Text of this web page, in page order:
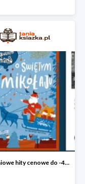
Tygodniowe hity cenowe do -45%